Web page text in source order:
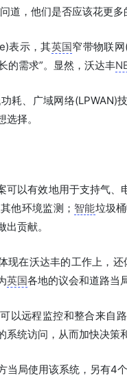
道，他们是否应该花更
表示，其英国窄带物联网
的需求”。显然，沃达丰
耗、广域网络(LPWAN)
选择。
可以有效地用于支持气
他环境监测； 智能垃圾
出贡献。
现在沃达丰的工作上，
英国各地的议会和道路当
以远程监控和整合来自
系统访问，从而加快决策
当局使用该系统，另有4